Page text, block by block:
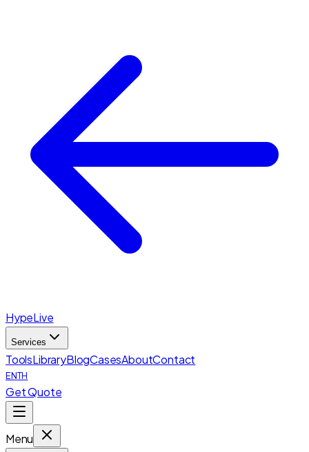
HypeLive
Services
ToolsLibraryBlogCasesAboutContact
ENTH
Get Quote
Menu